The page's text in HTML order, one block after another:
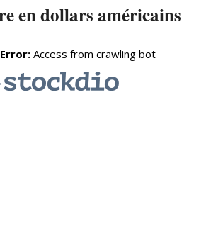
en dollars américains